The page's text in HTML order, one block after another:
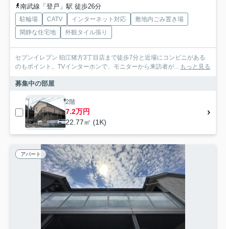
南武線「登戸」駅 徒歩26分
駐輪場 CATV インターネット対応
敷地内ごみ置き場
閑静な住宅地
外観タイル張り
セブンイレブン 狛江猪方3丁目店まで徒歩7分と近場にコンビニがある
のもポイント。TVインターホンで、モニターから来訪者が... もっと見る
募集中の部屋
2階
7.2万円
22.77㎡ (1K)
アパート